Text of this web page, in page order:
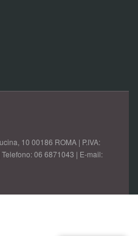
10 00186 ROMA | P.IVA:
06 6871043 | E-mail: